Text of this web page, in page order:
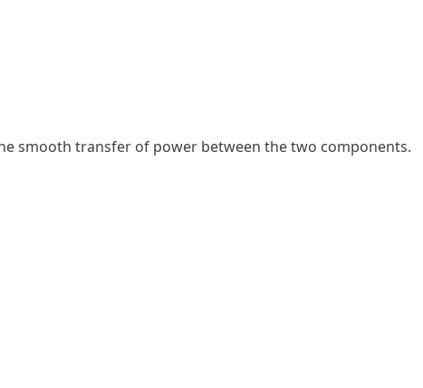
smooth transfer of power between the two components.